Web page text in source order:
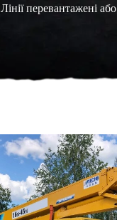
Лінії перевантажені